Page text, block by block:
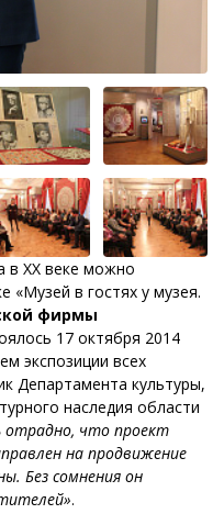
в ХХ веке можно
«Музей в гостях у музея.
фирмы
17 октября 2014
экспозиции всех
Департамента культуры,
наследия области
отрадно, что проект
на продвижение
Без сомнения он
.